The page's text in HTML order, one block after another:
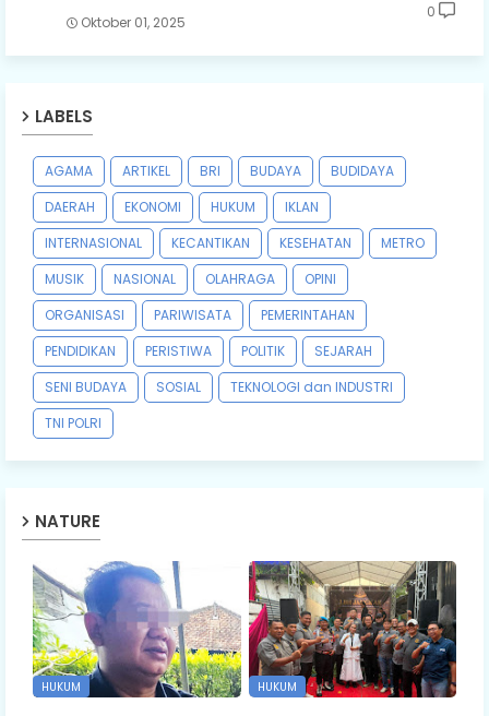
Oktober 01, 2025
0
LABELS
AGAMA ARTIKEL BRI BUDAYA
BUDIDAYA
DAERAH
EKONOMI HUKUM
IKLAN
INTERNASIONAL
KECANTIKAN KESEHATAN
METRO
MUSIK
NASIONAL OLAHRAGA
OPINI
ORGANISASI
PARIWISATA
PEMERINTAHAN
PENDIDIKAN
PERISTIWA POLITIK
SEJARAH
SENI BUDAYA
SOSIAL
TEKNOLOGI dan INDUSTRI
TNI POLRI
NATURE
HUKUM HUKUM